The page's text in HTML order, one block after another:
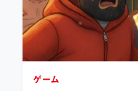
ゲーム